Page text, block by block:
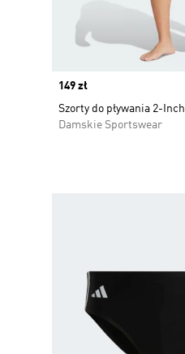
Price
149 zł
Szorty do pływania 2-Inch
Damskie Sportswear